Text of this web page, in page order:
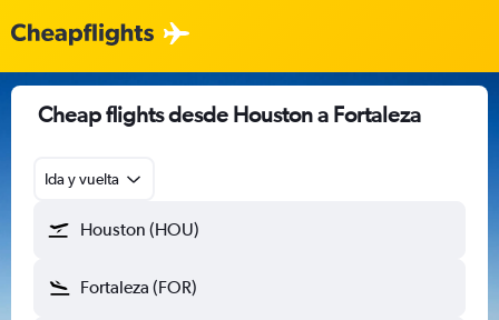
Cheap flights desde Houston a Fortaleza
Ida y vuelta
Houston (HOU)
Fortaleza (FOR)